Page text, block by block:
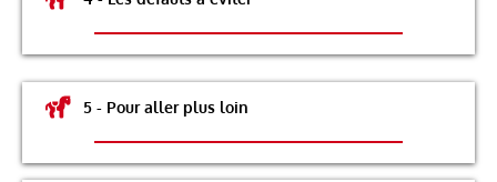
5 - Pour aller plus loin